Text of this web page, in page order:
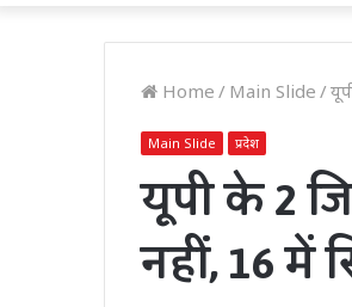
Home / Main Slide /
Main Slide प्रदेश
यूपी के 2
नहीं, 16 में